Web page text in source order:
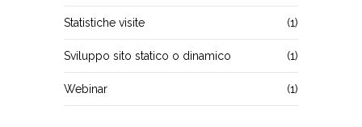
Statistiche visite (1)
Sviluppo sito statico o dinamico (1)
Webinar (1)